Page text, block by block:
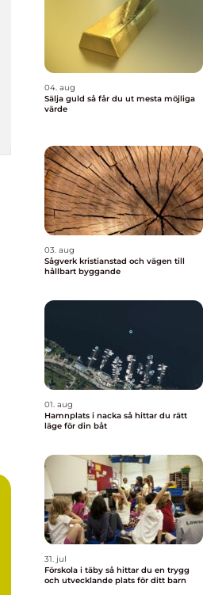
04. aug
Sälja guld så får du ut mesta möjliga
värde
03. aug
Sågverk kristianstad och vägen till
hållbart byggande
01. aug
Hamnplats i nacka så hittar du rätt
läge för din båt
31. jul
Förskola i täby så hittar du en trygg
och utvecklande plats för ditt barn